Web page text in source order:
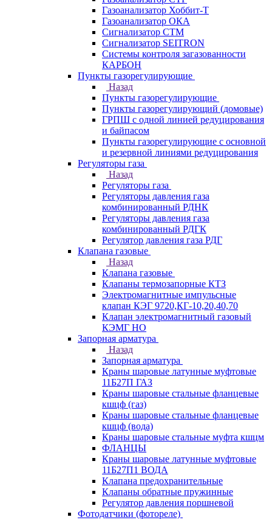
Газоанализатор Хоббит-Т
Газоанализатор ОКА
Сигнализатор СТМ
Сигнализатор SEITRON
Системы контроля загазованности
КАРБОН
Пункты газорегулирующие
Назад
Пункты газорегулирующие
Пункты газорегулирующий (домовые)
ГРПШ с одной линией редуцирования
и байпасом
Пункты газорегулирующие с основной
и резервной линиями редуцирования
Регуляторы газа
Назад
Регуляторы газа
Регуляторы давления газа
комбинированный РДНК
Регуляторы давления газа
комбинированный РДГК
Регулятор давления газа РДГ
Клапана газовые
Назад
Клапана газовые
Клапаны термозапорные КТЗ
Электромагнитные импульсные
клапан КЭГ 9720,КГ-10,20,40,70
Клапан электромагнитный газовый
КЭМГ НО
Запорная арматура
Назад
Запорная арматура
Краны шаровые латунные муфтовые
11Б27П ГАЗ
Краны шаровые стальные фланцевые
кшцф (газ)
Краны шаровые стальные фланцевые
кшцф (вода)
Краны шаровые стальные муфта кшцм
ФЛАНЦЫ
Краны шаровые латунные муфтовые
11Б27П1 ВОДА
Клапана предохранительные
Клапаны обратные пружинные
Регулятор давления поршневой
Фотодатчики (фотореле)